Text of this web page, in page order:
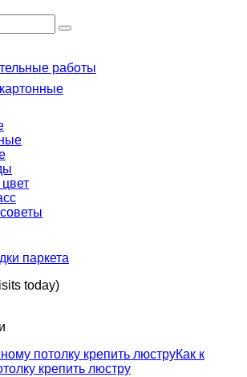
работы
today)
Как к
крепить люстру